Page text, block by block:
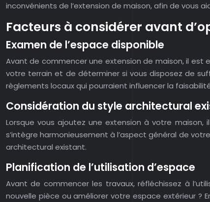
inconvénients de l’extension de maison, afin de vous
Facteurs à considérer avant
Examen de l’espace disponible
Avant de commencer une extension de maison, il est
votre terrain et de déterminer si vous disposez de
règlements locaux qui pourraient influencer la
Considération du style architectural
Lorsque vous ajoutez une extension à votre
s’intègre harmonieusement à l’aspect général de
architectural existant.
Planification de l’utilisation d’espace
Avant de commencer les travaux, réfléchissez à
nouvelle pièce ou améliorer votre espace extérieur ?